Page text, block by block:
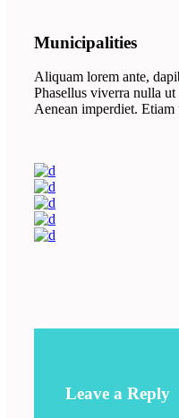
Municipalities
Aliquam lorem ante,
Phasellus viverra nulla
Aenean imperdiet.
Leave a Reply